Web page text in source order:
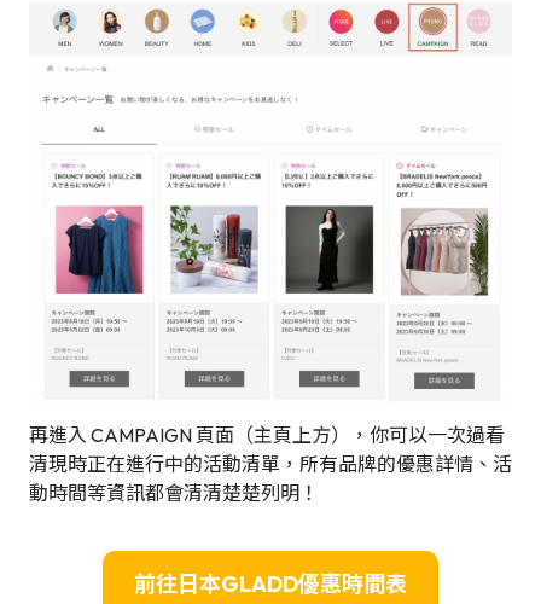
再進入 CAMPAIGN 頁面（主頁上方），你可以一次過看
清現時正在進行中的活動清單，所有品牌的優惠詳情、活
動時間等資訊都會清清楚楚列明！
前往日本GLADD優惠時間表